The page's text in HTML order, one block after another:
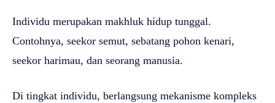
Individu merupakan makhluk hidup tunggal.
Contohnya, seekor semut, sebatang pohon kenari,
seekor harimau, dan seorang manusia.
Di tingkat individu, berlangsung mekanisme kompleks